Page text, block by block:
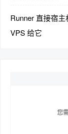
Runner 直接宿
VPS 给它
您